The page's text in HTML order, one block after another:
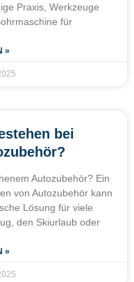
Praxis, Werkzeuge
für
»
bei
Autozubehör? Ein
von Autozubehör kann
Lösung für viele
den Skiurlaub oder
»